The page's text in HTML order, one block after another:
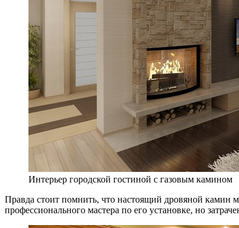
Интерьер городской гостиной с газовым камином
Правда стоит помнить, что настоящий дровяной камин
профессионального мастера по его установке, но